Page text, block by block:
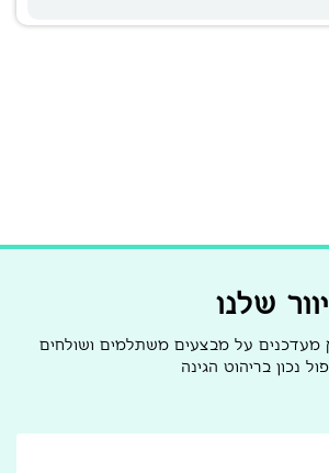
שלנו
מעדכנים על מבצעים משתלמים ושולחים
נכון בריהוט הגינה